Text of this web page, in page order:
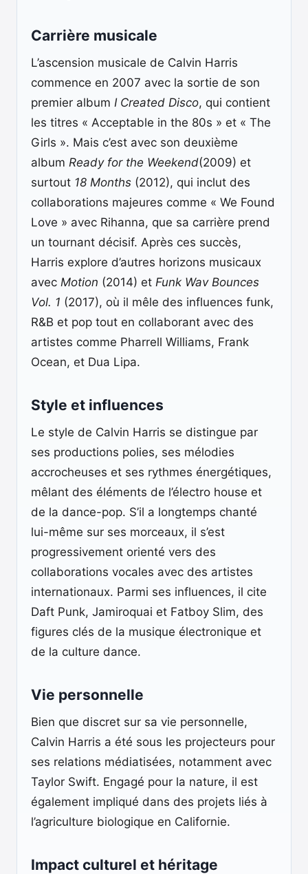
Carrière musicale
L’ascension musicale de Calvin Harris
commence en 2007 avec la sortie de son
premier album I Created Disco, qui contient
les titres « Acceptable in the 80s » et « The
Girls ». Mais c’est avec son deuxième
album Ready for the Weekend(2009) et
surtout 18 Months (2012), qui inclut des
collaborations majeures comme « We Found
Love » avec Rihanna, que sa carrière prend
un tournant décisif. Après ces succès,
Harris explore d’autres horizons musicaux
avec Motion (2014) et Funk Wav Bounces
Vol. 1 (2017), où il mêle des influences funk,
R&B et pop tout en collaborant avec des
artistes comme Pharrell Williams, Frank
Ocean, et Dua Lipa.
Style et influences
Le style de Calvin Harris se distingue par
ses productions polies, ses mélodies
accrocheuses et ses rythmes énergétiques,
mêlant des éléments de l’électro house et
de la dance-pop. S’il a longtemps chanté
lui-même sur ses morceaux, il s’est
progressivement orienté vers des
collaborations vocales avec des artistes
internationaux. Parmi ses influences, il cite
Daft Punk, Jamiroquai et Fatboy Slim, des
figures clés de la musique électronique et
de la culture dance.
Vie personnelle
Bien que discret sur sa vie personnelle,
Calvin Harris a été sous les projecteurs pour
ses relations médiatisées, notamment avec
Taylor Swift. Engagé pour la nature, il est
également impliqué dans des projets liés à
l’agriculture biologique en Californie.
Impact culturel et héritage